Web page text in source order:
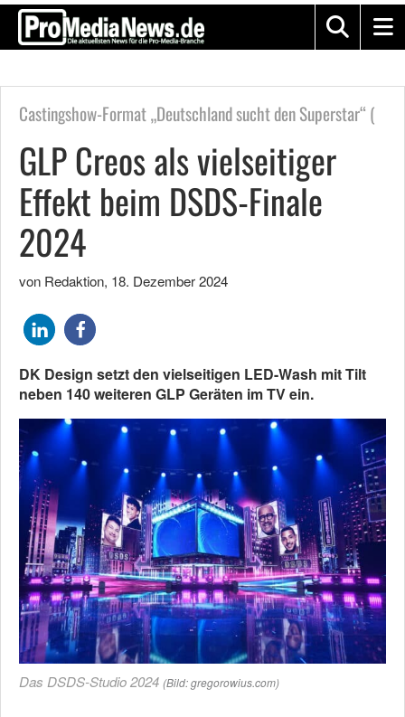
Castingshow-Format „Deutschland sucht den Superstar“ (
GLP Creos als vielseitiger
Effekt beim DSDS-Finale
2024
von Redaktion, 18. Dezember 2024
DK Design setzt den vielseitigen LED-Wash mit Tilt
neben 140 weiteren GLP Geräten im TV ein.
Das DSDS-Studio 2024 (Bild: gregorowius.com)